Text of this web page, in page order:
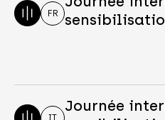
FR
IT
Journée